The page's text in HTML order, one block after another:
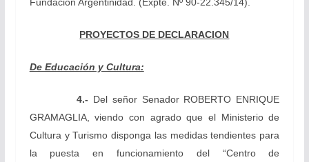
Fundación Argentinidad. (Expte. Nº 90-22.345/14).
PROYECTOS DE DECLARACION
De Educación y Cultura:
4.- Del señor Senador ROBERTO ENRIQUE
GRAMAGLIA, viendo con agrado que el Ministerio de
Cultura y Turismo disponga las medidas tendientes para
la puesta en funcionamiento del “Centro de